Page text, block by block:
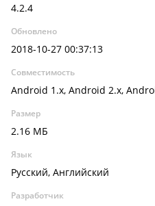
4.2.4
Обновлено
2018-10-27 00:37:13
Совместимость
Android 1.x, Android 2.x,
Размер
2.16 МБ
Язык
Русский, Английский
Разработчик